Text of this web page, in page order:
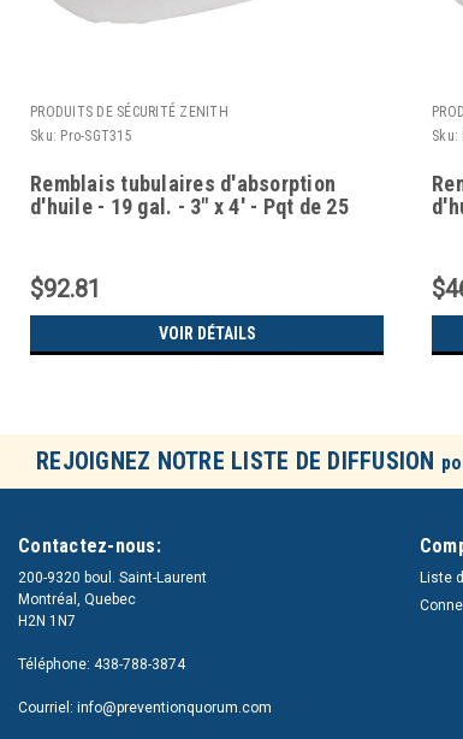
PRODUITS DE SÉCURITÉ ZENITH
Sku: Pro-SGT315
Remblais tubulaires d'absorption
d'huile - 19 gal. - 3" x 4' - Pqt de 25
$92.81
VOIR DÉTAILS
Sku:
REJOIGNEZ NOTRE LISTE DE DIFFUSION
Contactez-nous:
200-9320 boul. Saint-Laurent
Montréal, Quebec
H2N 1N7
Téléphone: 438-788-3874
Courriel: info@preventionquorum.com
Liste